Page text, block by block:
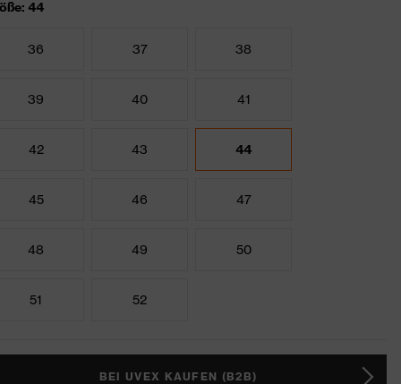
44
36 37 38
39 40 41
42 43 44
45 46 47
48 49 50
51 52
BEI UVEX KAUFEN (B2B)